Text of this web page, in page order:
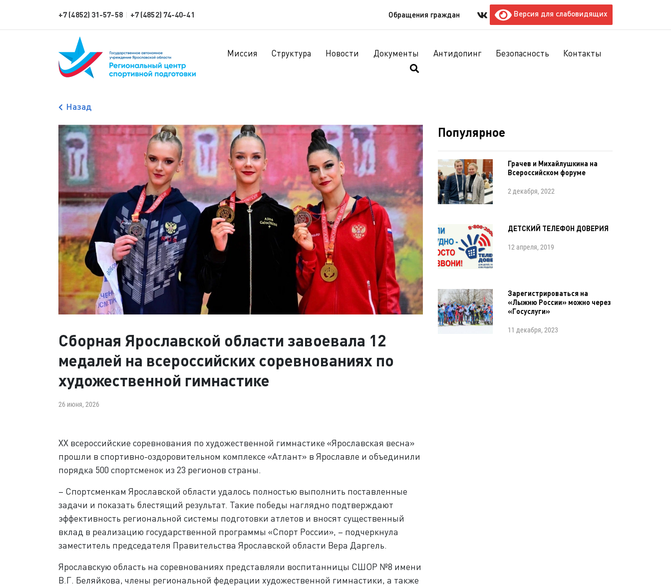
+7 (4852) 31-57-58 | +7 (4852) 74-40-41 Обращения граждан Версия для слабовидящих
Миссия Структура Новости Документы Антидопинг Безопасность Контакты
Назад
Сборная Ярославской области завоевала 12
медалей на всероссийских соревнованиях по
художественной гимнастике
26 июня, 2026
XX всероссийские соревнования по художественной гимнастике «Ярославская весна»
прошли в спортивно-оздоровительном комплексе «Атлант» в Ярославле и объединили
порядка 500 спортсменок из 23 регионов страны.
– Спортсменкам Ярославской области удалось полностью выполнить поставленные
задачи и показать блестящий результат. Такие победы наглядно подтверждают
эффективность региональной системы подготовки атлетов и вносят существенный
вклад в реализацию государственной программы «Спорт России», – подчеркнула
заместитель председателя Правительства Ярославской области Вера Даргель.
Ярославскую область на соревнованиях представляли воспитанницы СШОР №8 имени
В.Г. Беляйкова, члены региональной федерации художественной гимнастики, а также
Популярное
Грачев и Михайлушкина на
Всероссийском форуме
2 декабря, 2022
ДЕТСКИЙ ТЕЛЕФОН ДОВЕРИЯ
12 апреля, 2019
Зарегистрироваться на
«Лыжню России» можно через
«Госуслуги»
11 декабря, 2023